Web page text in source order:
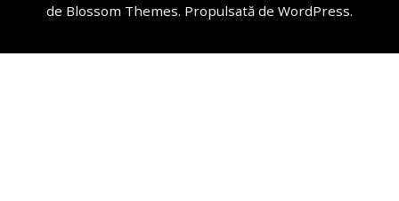
de Blossom Themes. Propulsată de WordPress.